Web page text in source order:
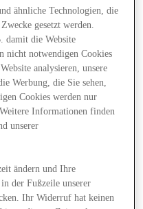
ähnliche Technologien, die
gesetzt werden.
damit die Website
nicht notwendigen Cookies
analysieren, unsere
Werbung, die Sie sehen,
Cookies werden nur
Informationen finden
unserer
ändern und Ihre
der Fußzeile unserer
Ihr Widerruf hat keinen